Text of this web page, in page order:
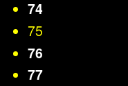
74
75
76
77